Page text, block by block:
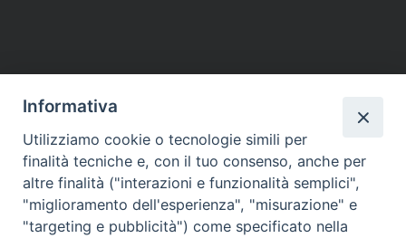
Informativa
Utilizziamo cookie o tecnologie simili per
finalità tecniche e, con il tuo consenso, anche per
altre finalità ("interazioni e funzionalità semplici",
"miglioramento dell'esperienza", "misurazione" e
"targeting e pubblicità") come specificato nella